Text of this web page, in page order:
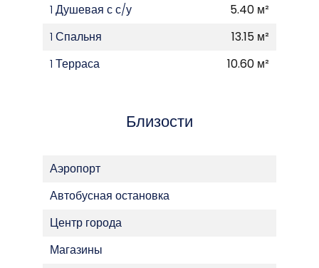
1 Душевая с с/у
5.40 м²
1 Спальня
13.15 м²
1 Терраса
10.60 м²
Близости
Аэропорт
Автобусная остановка
Центр города
Магазины